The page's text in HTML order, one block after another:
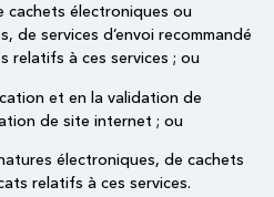
cachets électroniques ou
de services d’envoi recommandé
relatifs à ces services ; ou
et en la validation de
de site internet ; ou
électroniques, de cachets
relatifs à ces services.